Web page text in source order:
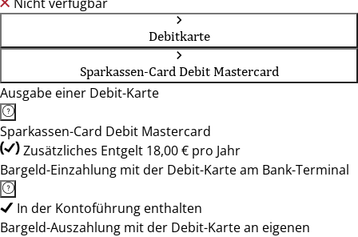
Debitkarte
Sparkassen-Card Debit Mastercard
Ausgabe einer Debit-Karte
Sparkassen-Card Debit Mastercard
Zusätzliches Entgelt 18,00 € pro Jahr
Bargeld-Einzahlung mit der Debit-Karte am Bank-Terminal
In der Kontoführung enthalten
Bargeld-Auszahlung mit der Debit-Karte an eigenen